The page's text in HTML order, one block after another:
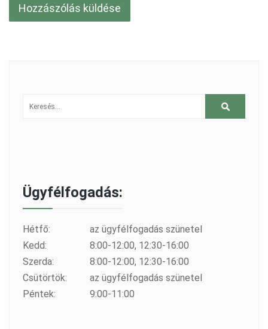
Ügyfélfogadás:
Hétfő:
az ügyfélfogadás szünetel
Kedd:
8:00-12:00, 12:30-16:00
Szerda:
8:00-12:00, 12:30-16:00
Csütörtök:
az ügyfélfogadás szünetel
Péntek:
9:00-11:00